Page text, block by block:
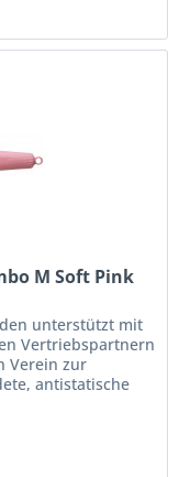
M Soft Pink
unterstützt mit
Vertriebspartnern
Verein zur
antistatische